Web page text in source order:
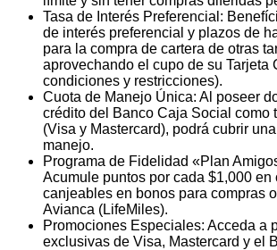
Tasa de Interés Preferencial:
de interés preferencial y plazos de
para la compra de cartera de otras
aprovechando el cupo de su Tarjeta
condiciones y restricciones).
Cuota de Manejo Única: Al poseer
crédito del Banco Caja Social como
(Visa y Mastercard), podrá cubrir
manejo.
Programa de Fidelidad «Plan
Acumule puntos por cada $1,000 en
canjeables en bonos para compras
Avianca (LifeMiles).
Promociones Especiales: Acceda a
exclusivas de Visa, Mastercard y el